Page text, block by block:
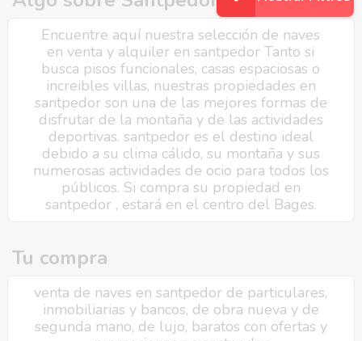
Encuentre aquí nuestra selección de naves
en venta y alquiler en santpedor Tanto si
busca pisos funcionales, casas espaciosas o
increibles villas, nuestras propiedades en
santpedor son una de las mejores formas de
disfrutar de la montaña y de las actividades
deportivas. santpedor es el destino ideal
debido a su clima cálido, su montaña y sus
numerosas actividades de ocio para todos los
públicos. Si compra su propiedad en
santpedor , estará en el centro del Bages.
Tu compra
venta de naves en santpedor de particulares,
inmobiliarias y bancos, de obra nueva y de
segunda mano, de lujo, baratos con ofertas y